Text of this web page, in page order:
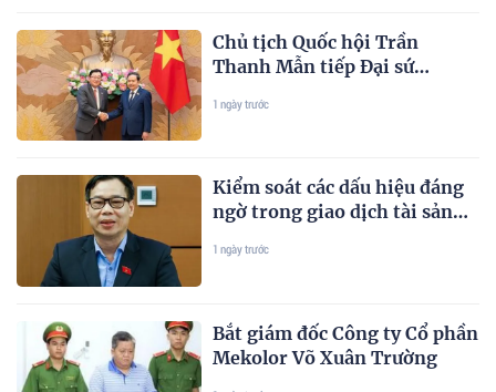
Chủ tịch Quốc hội Trần
Thanh Mẫn tiếp Đại sứ
từ biệt
1 ngày trước
Kiểm soát các dấu hiệu đáng
ngờ trong giao dịch tài sản
pháp lý"
1 ngày trước
Bắt giám đốc Công ty Cổ phần
Mekolor Võ Xuân Trường